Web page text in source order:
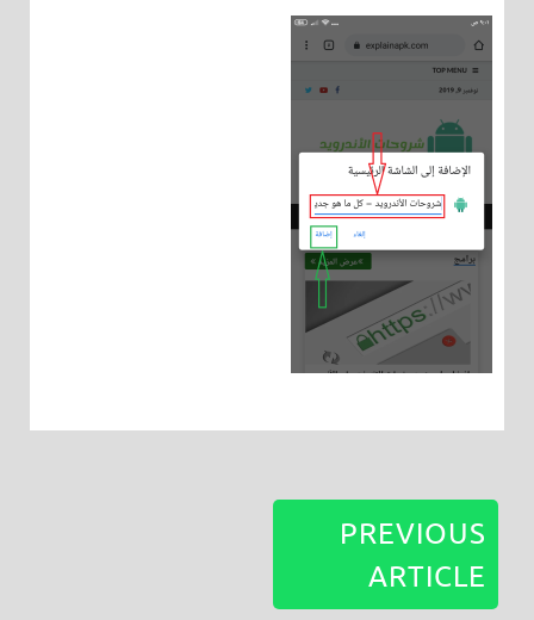
PREVIOUS
ARTICLE